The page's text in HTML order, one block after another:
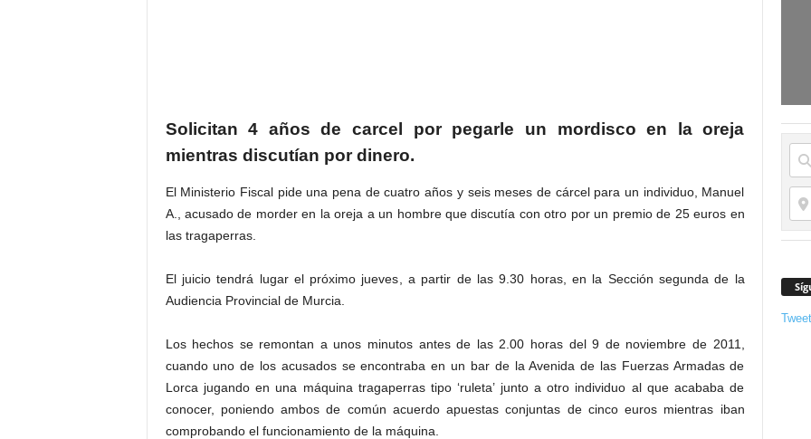
Solicitan 4 años de carcel por pegarle un mordisco en la oreja
mientras discutían por dinero.
El Ministerio Fiscal pide una pena de cuatro años y seis meses de cárcel para un individuo, Manuel
A., acusado de morder en la oreja a un hombre que discutía con otro por un premio de 25 euros en
las tragaperras.
El juicio tendrá lugar el próximo jueves, a partir de las 9.30 horas, en la Sección segunda de la
Audiencia Provincial de Murcia.
Los hechos se remontan a unos minutos antes de las 2.00 horas del 9 de noviembre de 2011,
cuando uno de los acusados se encontraba en un bar de la Avenida de las Fuerzas Armadas de
Lorca jugando en una máquina tragaperras tipo ‘ruleta’ junto a otro individuo al que acababa de
conocer, poniendo ambos de común acuerdo apuestas conjuntas de cinco euros mientras iban
comprobando el funcionamiento de la máquina.